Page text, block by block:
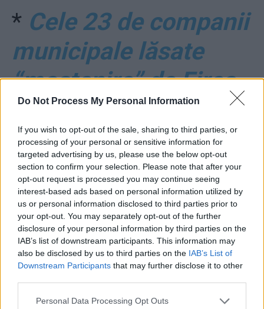
Do Not Process My Personal Information
If you wish to opt-out of the sale, sharing to third parties, or
processing of your personal or sensitive information for
targeted advertising by us, please use the below opt-out
section to confirm your selection. Please note that after your
opt-out request is processed you may continue seeing
interest-based ads based on personal information utilized by
us or personal information disclosed to third parties prior to
your opt-out. You may separately opt-out of the further
disclosure of your personal information by third parties on the
IAB’s list of downstream participants. This information may
also be disclosed by us to third parties on the IAB’s List of
Downstream Participants that may further disclose it to other
Personal Data Processing Opt Outs
* Cele 23 de companii
municipale lăsate
“moștenire” de Firea
au 6.400 de angajați
și generează
cheltuieli uriașe*
*Dezmăț la Protecția
Copilului, sub Mutu:
directoare cu 44.000
de lei pe lună; icre